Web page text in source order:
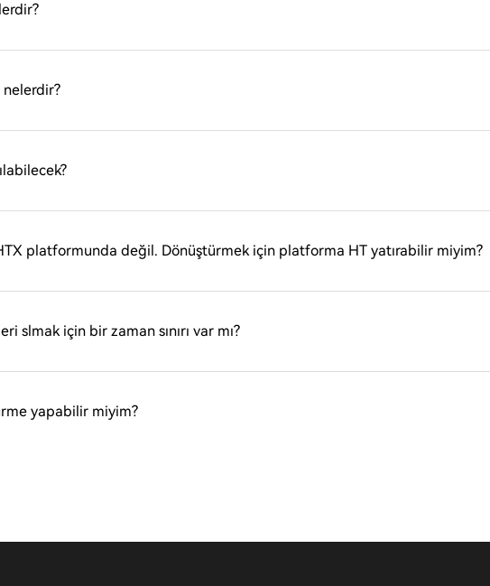
nelerdir?
platformunda değil. Dönüştürmek için platforma HT yatırabilir miyim?
slmak için bir zaman sınırı var mı?
yapabilir miyim?